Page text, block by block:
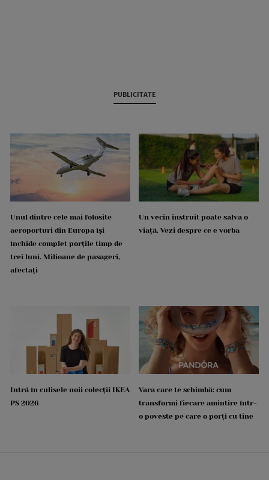
PUBLICITATE
Unul dintre cele mai folosite
aeroporturi din Europa își
închide complet porțile timp de
trei luni. Milioane de pasageri,
afectați
Un vecin instruit poate salva o
viață. Vezi despre ce e vorba
Intră în culisele noii colecții IKEA
PS 2026
Vara care te schimbă: cum
transformi fiecare amintire într-
o poveste pe care o porți cu tine